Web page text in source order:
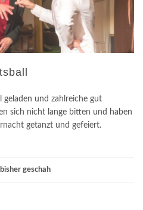
geladen und zahlreiche gut
sich nicht lange bitten und haben
getanzt und gefeiert.
geschah